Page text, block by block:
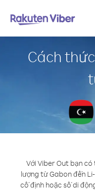
Cách
Với Viber Out bạn
lượng từ Gabon đến
cố định hoặc số di